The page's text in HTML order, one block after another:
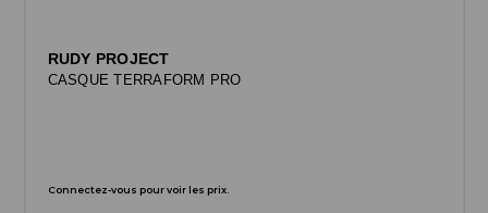
RUDY PROJECT
CASQUE TERRAFORM PRO
Connectez-vous pour voir les prix.